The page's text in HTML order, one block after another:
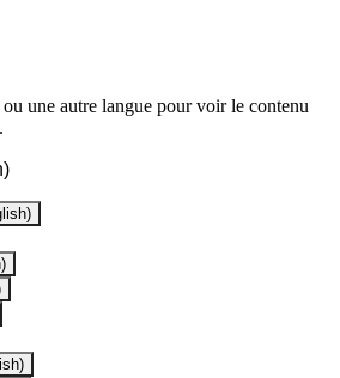
une autre langue pour voir le contenu